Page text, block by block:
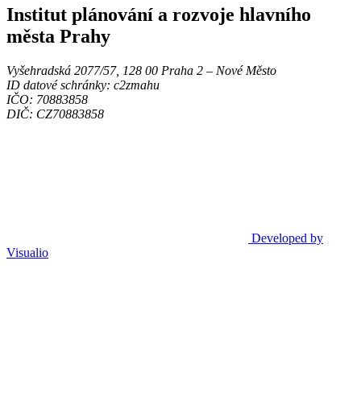
Institut plánování a rozvoje hlavního
města Prahy
Vyšehradská 2077/57, 128 00 Praha 2 ‒ Nové Město
ID datové schránky: c2zmahu
IČO: 70883858
DIČ: CZ70883858
Developed by
Visualio